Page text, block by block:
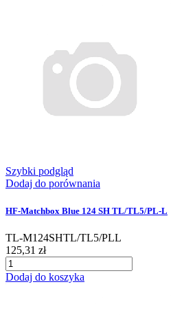
Szybki podgląd
Dodaj do porównania
HF-Matchbox Blue 124 SH TL/TL5/PL-L
TL-M124SHTL/TL5/PLL
125,31 zł
Dodaj do koszyka